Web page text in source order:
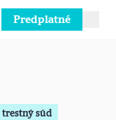
Predplatné
trestný súd